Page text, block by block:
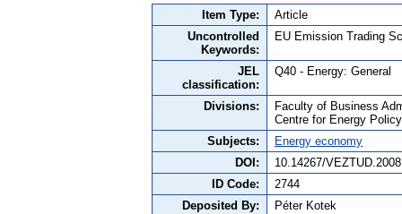
Item Type:
Article
Uncontrolled
Keywords:
EU Emission Trading
JEL
classification:
Q40 - Energy: General
Divisions:
Faculty of Business
Centre for Energy
Subjects:
Energy economy
DOI:
10.14267/
ID Code:
2744
Deposited By:
Péter Kotek